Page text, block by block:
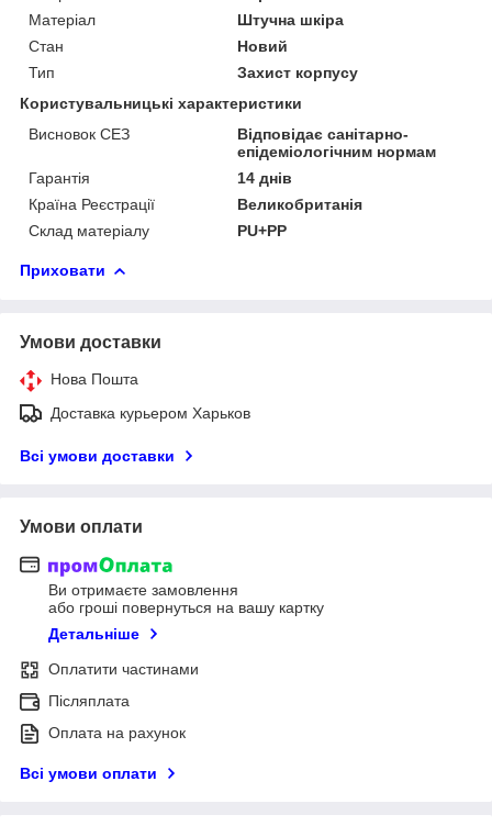
Матеріал
Штучна шкіра
Стан
Новий
Тип
Захист корпусу
Користувальницькі характеристики
Висновок СЕЗ
Відповідає санітарно-
епідеміологічним нормам
Гарантія
14 днів
Країна Реєстрації
Великобританія
Склад матеріалу
PU+PP
Приховати
Умови доставки
Нова Пошта
Доставка курьером Харьков
Всі умови доставки
Умови оплати
Ви отримаєте замовлення
або гроші повернуться на вашу картку
Детальніше
Оплатити частинами
Післяплата
Оплата на рахунок
Всі умови оплати